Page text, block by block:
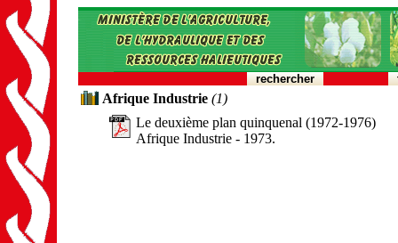
rechercher
Afrique Industrie (1)
Le deuxième plan quinquenal (1972-1976)
Afrique Industrie - 1973.